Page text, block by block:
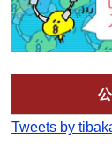
Tweets by